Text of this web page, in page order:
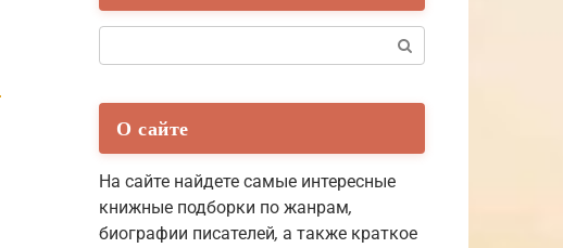
О сайте
На сайте найдете самые интересные
книжные подборки по жанрам,
биографии писателей, а также краткое